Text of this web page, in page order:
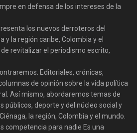
en defensa de los intereses de la
los nuevos derroteros del
y la región caribe, Colombia y el
revitalizar el periodismo escrito,
Editoriales, crónicas,
de opinión sobre la vida política
Así mismo, abordaremos temas de
públicos, deporte y del núcleo social y
la región, Colombia y el mundo.
competencia para nadie Es una